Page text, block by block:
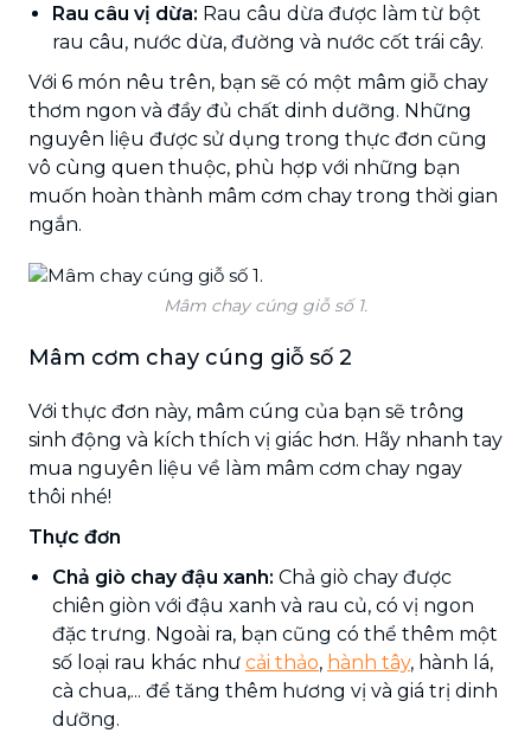
Rau câu vị dừa: Rau câu dừa được làm từ bột
rau câu, nước dừa, đường và nước cốt trái cây.
Với 6 món nêu trên, bạn sẽ có một mâm giỗ chay
thơm ngon và đầy đủ chất dinh dưỡng. Những
nguyên liệu được sử dụng trong thực đơn cũng
vô cùng quen thuộc, phù hợp với những bạn
muốn hoàn thành mâm cơm chay trong thời gian
ngắn.
Mâm chay cúng giỗ số 1.
Mâm cơm chay cúng giỗ số 2
Với thực đơn này, mâm cúng của bạn sẽ trông
sinh động và kích thích vị giác hơn. Hãy nhanh tay
mua nguyên liệu về làm mâm cơm chay ngay
thôi nhé!
Thực đơn
Chả giò chay đậu xanh: Chả giò chay được
chiên giòn với đậu xanh và rau củ, có vị ngon
đặc trưng. Ngoài ra, bạn cũng có thể thêm một
số loại rau khác như cải thảo, hành tây, hành lá,
cà chua,... để tăng thêm hương vị và giá trị dinh
dưỡng.